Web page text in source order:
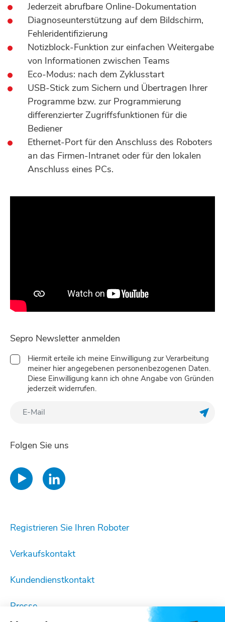
Jederzeit abrufbare Online-Dokumentation
Diagnoseunterstützung auf dem Bildschirm,
Fehleridentifizierung
Notizblock-Funktion zur einfachen Weitergabe
von Informationen zwischen Teams
Eco-Modus: nach dem Zyklusstart
USB-Stick zum Sichern und Übertragen Ihrer
Programme bzw. zur Programmierung
differenzierter Zugriffsfunktionen für die
Bediener
Ethernet-Port für den Anschluss des Roboters
an das Firmen-Intranet oder für den lokalen
Anschluss eines PCs.
Sepro Newsletter anmelden
Hiermit erteile ich meine Einwilligung zur Verarbeitung
meiner hier angegebenen personenbezogenen Daten.
Diese Einwilligung kann ich ohne Angabe von Gründen
jederzeit widerrufen.
Folgen Sie uns
Registrieren Sie Ihren Roboter
Verkaufskontakt
Kundendienstkontakt
Presse